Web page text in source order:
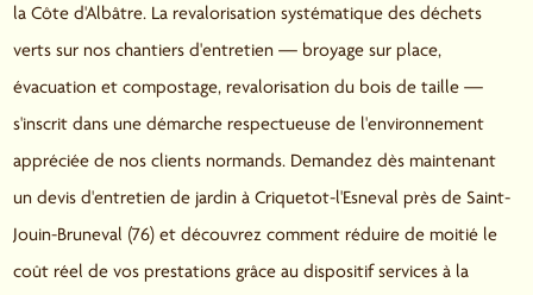
la Côte d'Albâtre. La revalorisation systématique des déchets
verts sur nos chantiers d'entretien — broyage sur place,
évacuation et compostage, revalorisation du bois de taille —
s'inscrit dans une démarche respectueuse de l'environnement
appréciée de nos clients normands. Demandez dès maintenant
un devis d'entretien de jardin à Criquetot-l'Esneval près de Saint-
Jouin-Bruneval (76) et découvrez comment réduire de moitié le
coût réel de vos prestations grâce au dispositif services à la